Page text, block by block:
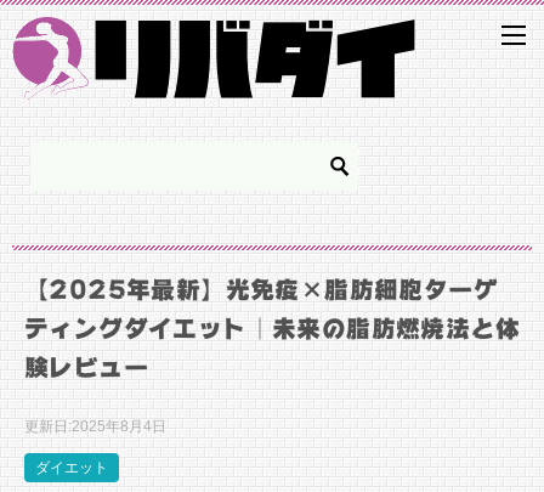
【2025年最新】光免疫×脂肪細胞ターゲ
ティングダイエット｜未来の脂肪燃焼法と体
験レビュー
更新日:2025年8月4日
ダイエット